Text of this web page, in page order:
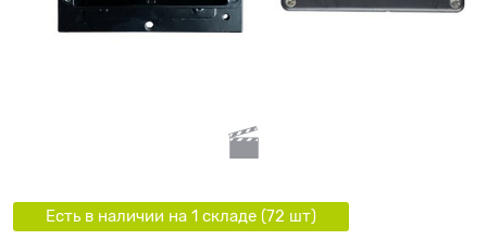
Есть в наличии на 1 складe (72 шт)